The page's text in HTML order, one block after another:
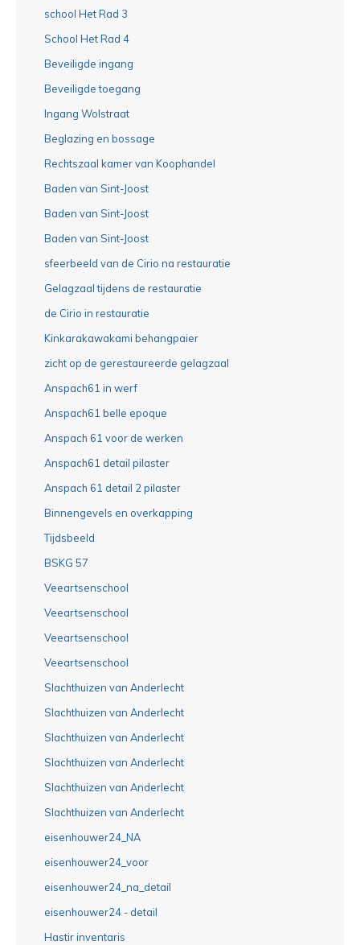
school Het Rad 3
School Het Rad 4
Beveiligde ingang
Beveiligde toegang
Ingang Wolstraat
Beglazing en bossage
Rechtszaal kamer van Koophandel
Baden van Sint-Joost
Baden van Sint-Joost
Baden van Sint-Joost
sfeerbeeld van de Cirio na restauratie
Gelagzaal tijdens de restauratie
de Cirio in restauratie
Kinkarakawakami behangpaier
zicht op de gerestaureerde gelagzaal
Anspach61 in werf
Anspach61 belle epoque
Anspach 61 voor de werken
Anspach61 detail pilaster
Anspach 61 detail 2 pilaster
Binnengevels en overkapping
Tijdsbeeld
BSKG 57
Veeartsenschool
Veeartsenschool
Veeartsenschool
Veeartsenschool
Slachthuizen van Anderlecht
Slachthuizen van Anderlecht
Slachthuizen van Anderlecht
Slachthuizen van Anderlecht
Slachthuizen van Anderlecht
Slachthuizen van Anderlecht
eisenhouwer24_NA
eisenhouwer24_voor
eisenhouwer24_na_detail
eisenhouwer24 - detail
Hastir inventaris